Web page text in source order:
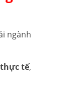
ngành
tế,